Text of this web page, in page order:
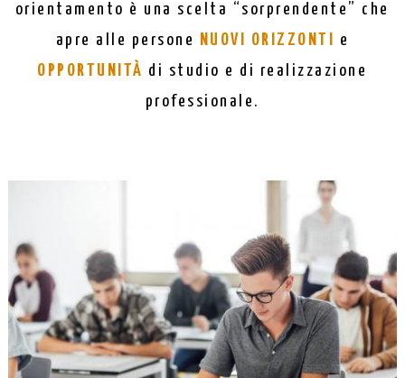
orientamento è una scelta “sorprendente” che
apre alle persone
NUOVI ORIZZONTI
e
OPPORTUNITÀ di studio e di realizzazione
professionale.